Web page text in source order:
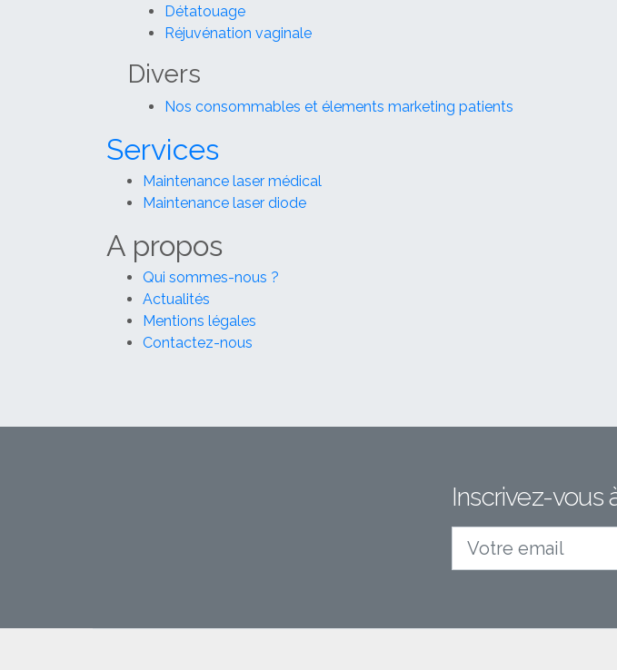
Détatouage
Réjuvénation vaginale
Divers
Nos consommables et élements marketing patients
Services
Maintenance laser médical
Maintenance laser diode
A propos
Qui sommes-nous ?
Actualités
Mentions légales
Contactez-nous
Inscrivez-vous
Votre email